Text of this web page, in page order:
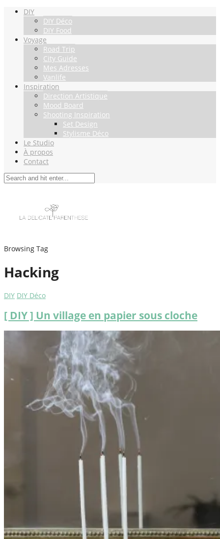
DIY
DIY Déco
DIY Food
Voyage
Road Trip
City Guide
Mes Adresses
Vanlife
Inspiration
Direction Artistique
Mood Board
Shooting Inspiration
Set Design
Stylisme Déco
Le Studio
À propos
Contact
Browsing Tag
Hacking
DIY DIY Déco
[ DIY ] Un village en papier sous cloche